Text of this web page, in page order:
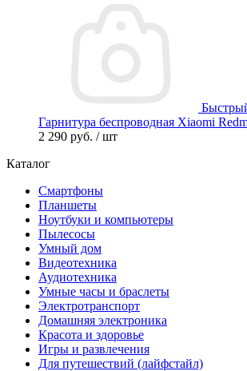
Гарнитура беспроводная Xiaomi
2 290 руб. / шт
Каталог
Смартфоны
Планшеты
Ноутбуки и компьютеры
Пылесосы
Умный дом
Видеотехника
Аудиотехника
Умные часы и браслеты
Электротранспорт
Домашняя электроника
Красота и здоровье
Игры и развлечения
Для путешествий (лайфстайл)